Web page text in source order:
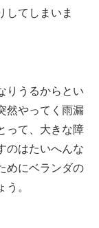
してしまいま
りうるからとい
然やってく雨漏
って、大きな障
のはたいへんな
めにベランダの
。